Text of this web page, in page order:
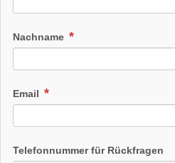
Nachname
Email
Telefonnummer für Rückfragen